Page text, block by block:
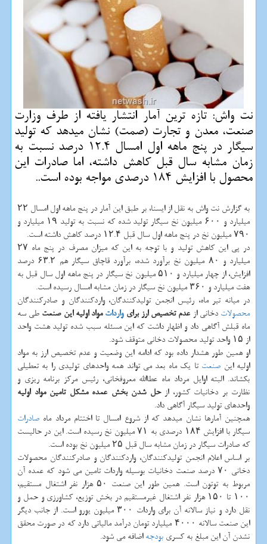
نت واش: تازه ترین آمار انتشار یافته از طرف وزارت
صنعت، معدن و تجارت (صمت) نشان میدهد كه تولید
سیگار در پنج ماهه اول امسال 12.4 درصد نسبت به
زمان مشابه سال قبل كاهش داشته، اما صادرات این
محصول با افزایش 184 درصدی مواجه بوده است..
به گزارش نت واش به نقل از ایسنا، بر طبق این آمار در پنج ماهه اول امسال ۲۲
میلیارد و ۶۰۰ میلیون نخ سیگار تولید شده که نسبت به تولید ۱۹ میلیارد و
۷۹۰ میلیون نخ در پنج ماهه اول سال قبل ۱۲.۴ درصد کاهش داشته است.
در پی این کاهش تولید و با توجه به این که میزان مصرف در پنج ماه ۲۷
میلیارد و ۸۰ میلیون نخ برآورد شده، برآورد قاچاق سیگار هم ۶۳.۲ درصد
افزایش، از چهار میلیارد و ۵۱۰ میلیون نخ سیگار در پنج ماهه اول سال قبل به
هفت میلیارد و ۳۶۰ میلیون نخ سیگار در زمان مشابه امسال رسیده است.
در میانه تیر ماه، رئیس انجمن تولیدکنندگان، واردکنندگان و صادرکنندگان
محصولات دخانی از عدم تخصیص ارز برایوارداتمواد اولیه این صنعت طی سه
ماه قبلش آگاهی داد و اظهار داشت که این مسئله سبب شده تولید هشت واحد
از ۱۵ واحد تولید محصولات دخانی متوقف شود.
او همین طور هشدار داده بود که ادامه این وضعیت و عدم تخصیص ارز به مواد
اولیه این صنعت تا یک ماه بعد می تواند همه واحدهای تولیدی را به تعطیلی
بکشاند. البته اوایل مرداد ماه عطاالله معروفخانی، رئیس مرکز برنامه ریزی و
نظارت بر دخانیات کشور، از حل شدن بخش عمده مشکل تامین مواد اولیه
واحدهای تولید سیگار آگاهی داد.
همچنین آمارها نشان میدهد که از شروع امسال تا اختتام مرداد ماه صادرات
سیگار با افزایش ۱۸۴ درصدی به ۷۱ میلیون نخ رسیده است. این در حالیست
که صادرات سیگار در زمان مشابه سال قبل ۲۵ میلیون نخ بوده است.
بر اساس اعلام انجمن تولیدکنندگان، واردکنندگان و صادرکنندگان محصولات
دخانی ۷۰ درصد صنعت دخانیات بوسیله واردات تامین می شود که عمده آن
مربوط به توتون است. همین طور این صنعت ۵۰ هزار نفر اشتغال مستقیم،
۱۰۰ تا ۱۵۰ هزار نفر اشتغال غیرمستقیم در بخش توزیع، کشاورزی و حمل و
نقل دارد و نیاز سالانه آن برای واردات ۳۰۰ میلیون یورو است. از جانب دیگر
این صنعت سالانه ۴۰۰۰ میلیارد تومان درآمد مالیاتی دارد که در صورت محقق
نشدن آن این مبلغ به کسری بودجهاضافه می شود.